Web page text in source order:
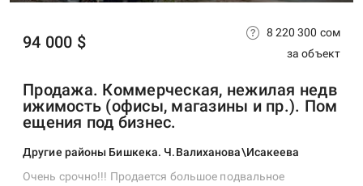
Продажа. Коммерческая, нежилая недв
ижимость (офисы, магазины и пр.). Пом
ещения под бизнес.
Другие районы Бишкека. Ч.Валиханова\Исакеева
94 000 $
8 220 300 сом
за объект
Очень срочно!!! Продается большое подвальное